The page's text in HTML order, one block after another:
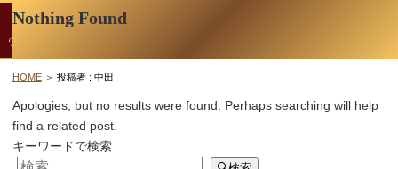
ご入会について
料金・入会案内
HOME 投稿者 : 中田
Nothing Found
Apologies, but no results were found. Perhaps searching will help
find a related post.
キーワードで検索